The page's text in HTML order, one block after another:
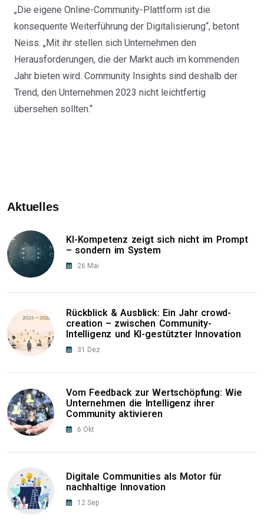
„Die eigene Online-Community-Plattform ist die
konsequente Weiterführung der Digitalisierung“, betont
Neiss. „Mit ihr stellen sich Unternehmen den
Herausforderungen, die der Markt auch im kommenden
Jahr bieten wird. Community Insights sind deshalb der
Trend, den Unternehmen 2023 nicht leichtfertig
übersehen sollten.“
Aktuelles
KI-Kompetenz zeigt sich nicht im Prompt
– sondern im System
26 Mai
Rückblick & Ausblick: Ein Jahr crowd-
creation – zwischen Community-
Intelligenz und KI-gestützter Innovation
31 Dez
Vom Feedback zur Wertschöpfung: Wie
Unternehmen die Intelligenz ihrer
Community aktivieren
6 Okt
Digitale Communities als Motor für
nachhaltige Innovation
12 Sep